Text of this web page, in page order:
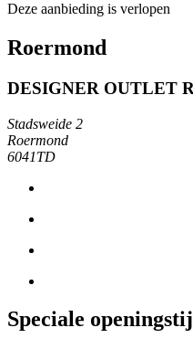
Deze aanbieding is verlopen
Roermond
DESIGNER OUTLET
Stadsweide 2
Roermond
6041TD
Speciale